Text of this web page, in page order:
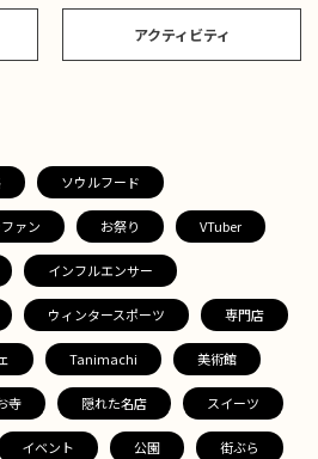
アクティビティ
ソウルフード
ァン お祭り VTuber
インフルエンサー
ウィンタースポーツ 専門店
Tanimachi 美術館
寺 隠れた名店 スイーツ
イベント 公園 街ぶら